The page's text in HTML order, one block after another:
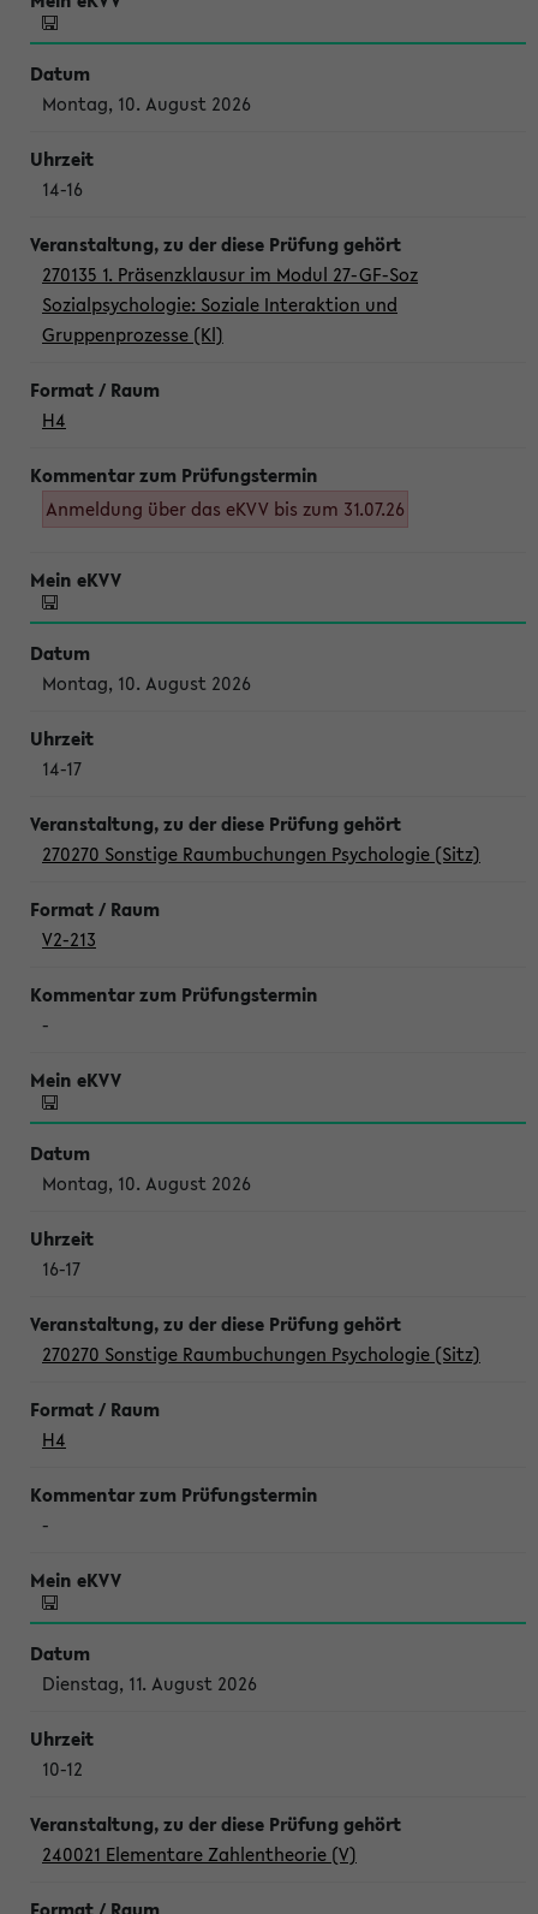
Montag, 10. August 2026
14-16
270135 1. Präsenzklausur im Modul 27-GF-Soz
Sozialpsychologie: Soziale Interaktion und
Gruppenprozesse (Kl)
H4
Anmeldung über das eKVV bis zum 31.07.26
Montag, 10. August 2026
14-17
270270 Sonstige Raumbuchungen Psychologie (Sitz)
V2-213
-
Montag, 10. August 2026
16-17
270270 Sonstige Raumbuchungen Psychologie (Sitz)
H4
-
Dienstag, 11. August 2026
10-12
240021 Elementare Zahlentheorie (V)